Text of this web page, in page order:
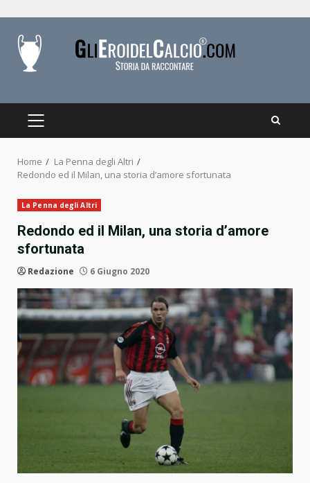
content
PRIMARY
Home
La Penna degli Altri
Redondo ed il Milan, una storia d’amore sfortunata
La Penna degli Altri
Redondo ed il Milan, una storia d’amore
sfortunata
Redazione 6 Giugno 2020